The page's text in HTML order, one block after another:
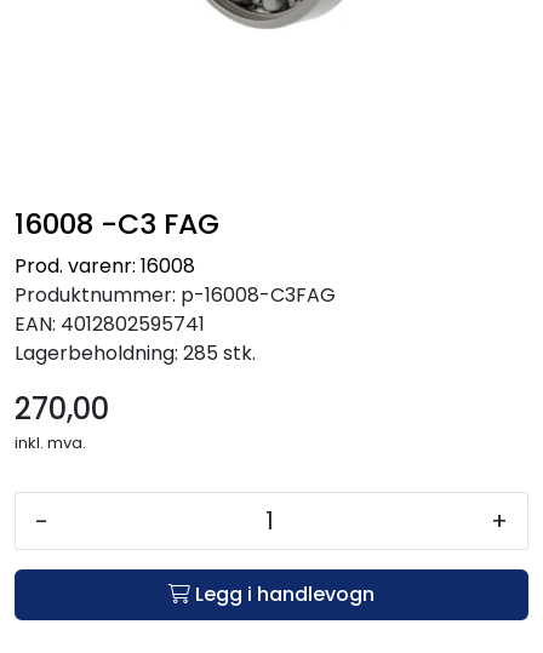
16008 -C3 FAG
Prod. varenr: 16008
Produktnummer: p-16008-C3FAG
EAN: 4012802595741
Lagerbeholdning: 285 stk.
270,00
inkl. mva.
- +
Legg i handlevogn